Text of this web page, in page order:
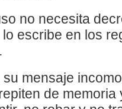
no necesita
escribe en los
mensaje
de